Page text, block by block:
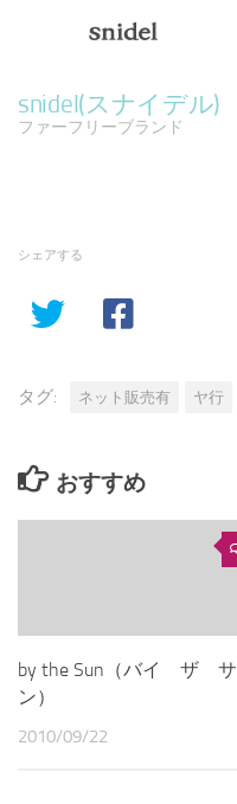
snidel(スナイデル)
ファーフリーブランド
シェアする
タグ: ネット販売有 ヤ行
おすすめ
by the Sun（バイ ザ サ
ン）
2010/09/22